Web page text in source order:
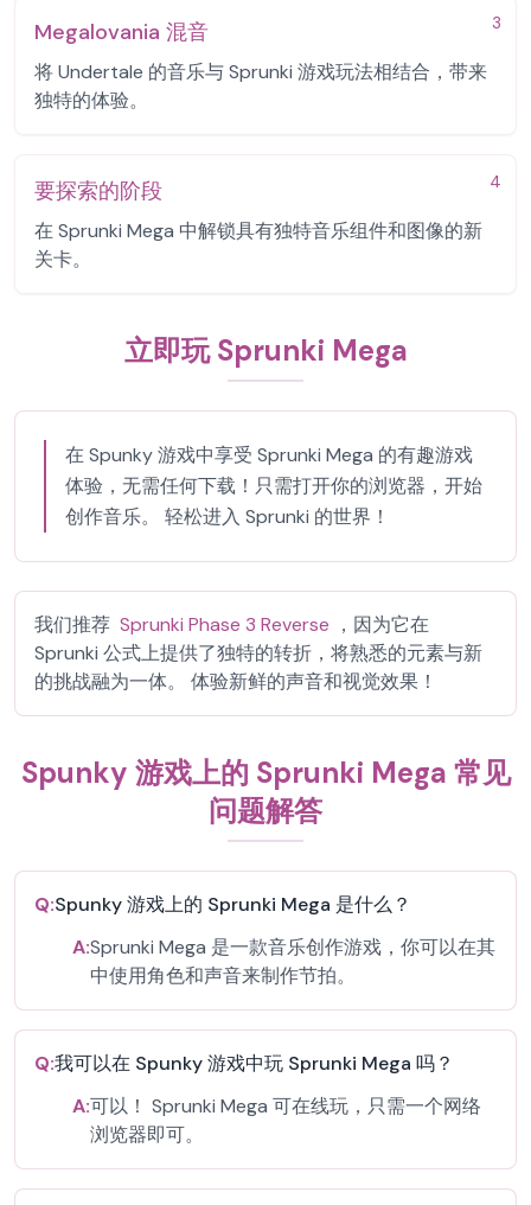
3
Megalovania 混音
将 Undertale 的音乐与 Sprunki 游戏玩法相结合，带来
独特的体验。
4
要探索的阶段
在 Sprunki Mega 中解锁具有独特音乐组件和图像的新
关卡。
立即玩 Sprunki Mega
在 Spunky 游戏中享受 Sprunki Mega 的有趣游戏
体验，无需任何下载！只需打开你的浏览器，开始
创作音乐。 轻松进入 Sprunki 的世界！
我们推荐 Sprunki Phase 3 Reverse ，因为它在
Sprunki 公式上提供了独特的转折，将熟悉的元素与新
的挑战融为一体。 体验新鲜的声音和视觉效果！
Spunky 游戏上的 Sprunki Mega 常见
问题解答
Q:Spunky 游戏上的 Sprunki Mega 是什么？
A:Sprunki Mega 是一款音乐创作游戏，你可以在其
中使用角色和声音来制作节拍。
Q:我可以在 Spunky 游戏中玩 Sprunki Mega 吗？
A:可以！ Sprunki Mega 可在线玩，只需一个网络
浏览器即可。